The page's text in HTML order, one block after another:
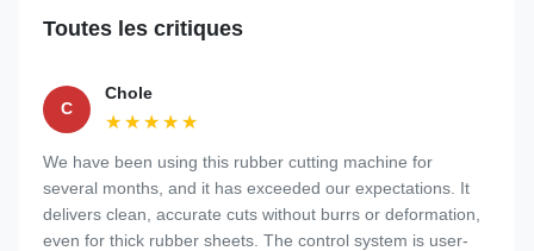
Toutes les critiques
C
Chole
★★★★★
★★★★★
We have been using this rubber cutting machine for
several months, and it has exceeded our expectations. It
delivers clean, accurate cuts without burrs or deformation,
even for thick rubber sheets. The control system is user-